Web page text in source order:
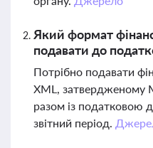
Який формат
подавати до
Потрібно подавати
XML, затвердженому
разом із податковою
звітний період.